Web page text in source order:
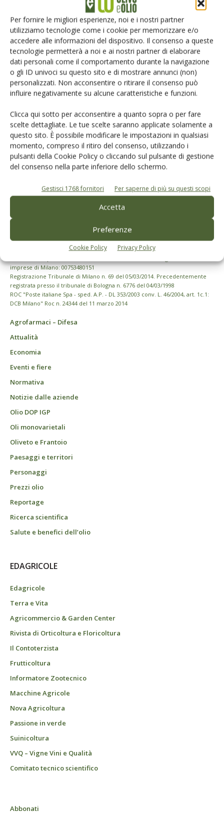
Per fornire le migliori esperienze, noi e i nostri partner
utilizziamo tecnologie come i cookie per memorizzare e/o
accedere alle informazioni del dispositivo. Il consenso a queste
tecnologie permetterà a noi e ai nostri partner di elaborare
dati personali come il comportamento durante la navigazione
o gli ID univoci su questo sito e di mostrare annunci (non)
personalizzati. Non acconsentire o ritirare il consenso può
influire negativamente su alcune caratteristiche e funzioni.
Clicca qui sotto per acconsentire a quanto sopra o per fare
scelte dettagliate. Le tue scelte saranno applicate solamente a
questo sito. È possibile modificare le impostazioni in qualsiasi
momento, compreso il ritiro del consenso, utilizzando i
pulsanti della Cookie Policy o cliccando sul pulsante di gestione
del consenso nella parte inferiore dello schermo.
Gestisci 1768 fornitori Per saperne di più su questi scopi
Accetta
Preferenze
Cookie Policy Privacy Policy
Rimani aggiornato sul mondo
dell’agricoltura
© Tecniche Nuove Spa. Tutti i diritti riservati. Sede legale Via Eritrea 21 -
imprese di Milano: 00753480151
Registrazione Tribunale di Milano n. 69 del 05/03/2014. Precedentemente
registrata presso il tribunale di Bologna n. 6776 del 04/03/1998
ROC "Poste italiane Spa - sped. A.P. - DL 353/2003 conv. L. 46/2004, art. 1c.1:
DCB Milano" Roc n. 24344 del 11 marzo 2014
Agrofarmaci – Difesa
Attualità
Economia
Eventi e fiere
Normativa
Notizie dalle aziende
Olio DOP IGP
Oli monovarietali
Oliveto e Frantoio
Paesaggi e territori
Personaggi
Prezzi olio
Reportage
Ricerca scientifica
Salute e benefici dell’olio
EDAGRICOLE
Edagricole
Terra e Vita
Agricommercio & Garden Center
Rivista di Orticoltura e Floricoltura
Il Contoterzista
Frutticoltura
Informatore Zootecnico
Macchine Agricole
Nova Agricoltura
Passione in verde
Suinicoltura
VVQ – Vigne Vini e Qualità
Comitato tecnico scientifico
Abbonati